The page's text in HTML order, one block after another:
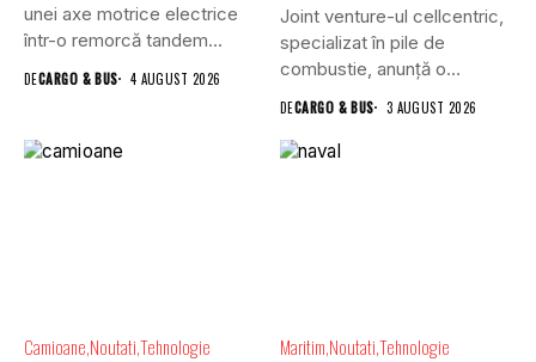
unei axe motrice electrice
într-o remorcă tandem...
DECARGO & BUS 4 AUGUST 2026
Joint venture-ul cellcentric,
specializat în pile de
combustie, anunță o
DECARGO & BUS 3 AUGUST 2026
Camioane NoutatiTehnologie Maritim NoutatiTehnologie